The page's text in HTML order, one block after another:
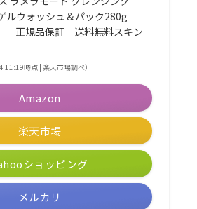
ルウォッシュ＆パック280g
」 正規品保証 送料無料スキン
11:19時点 | 楽天市場調べ）
Amazon
楽天市場
ショッピング
メルカリ